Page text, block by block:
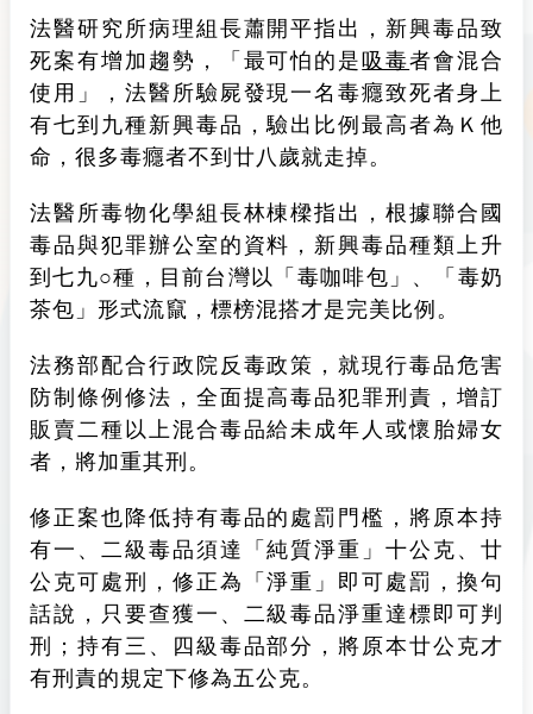
法醫研究所病理組長蕭開平指出，新興毒品致
死案有增加趨勢，「最可怕的是吸毒者會混合
使用」，法醫所驗屍發現一名毒癮致死者身上
有七到九種新興毒品，驗出比例最高者為Ｋ他
命，很多毒癮者不到廿八歲就走掉。
法醫所毒物化學組長林棟樑指出，根據聯合國
毒品與犯罪辦公室的資料，新興毒品種類上升
到七九○種，目前台灣以「毒咖啡包」、「毒奶
茶包」形式流竄，標榜混搭才是完美比例。
法務部配合行政院反毒政策，就現行毒品危害
防制條例修法，全面提高毒品犯罪刑責，增訂
販賣二種以上混合毒品給未成年人或懷胎婦女
者，將加重其刑。
修正案也降低持有毒品的處罰門檻，將原本持
有一、二級毒品須達「純質淨重」十公克、廿
公克可處刑，修正為「淨重」即可處罰，換句
話說，只要查獲一、二級毒品淨重達標即可判
刑；持有三、四級毒品部分，將原本廿公克才
有刑責的規定下修為五公克。